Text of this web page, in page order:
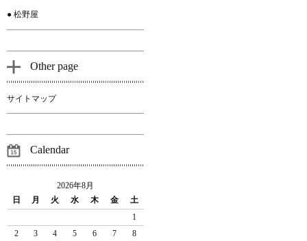
● 松野屋
Other page
サイトマップ
Calendar
2026年8月
日
月 火 水 木 金
土
1
2
3 4 5 6 7
8